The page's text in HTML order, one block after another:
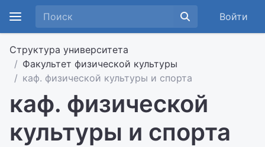
Войти
Структура университета
Факультет физической культуры
каф. физической культуры и спорта
каф. физической
культуры и спорта